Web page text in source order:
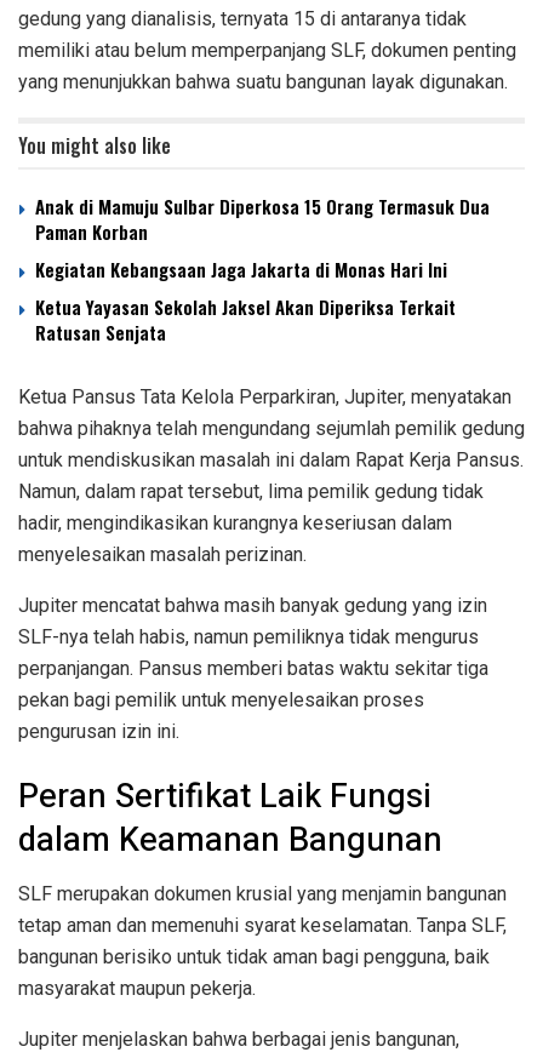
gedung yang dianalisis, ternyata 15 di antaranya tidak
memiliki atau belum memperpanjang SLF, dokumen penting
yang menunjukkan bahwa suatu bangunan layak digunakan.
You might also like
Anak di Mamuju Sulbar Diperkosa 15 Orang Termasuk Dua
Paman Korban
Kegiatan Kebangsaan Jaga Jakarta di Monas Hari Ini
Ketua Yayasan Sekolah Jaksel Akan Diperiksa Terkait
Ratusan Senjata
Ketua Pansus Tata Kelola Perparkiran, Jupiter, menyatakan
bahwa pihaknya telah mengundang sejumlah pemilik gedung
untuk mendiskusikan masalah ini dalam Rapat Kerja Pansus.
Namun, dalam rapat tersebut, lima pemilik gedung tidak
hadir, mengindikasikan kurangnya keseriusan dalam
menyelesaikan masalah perizinan.
Jupiter mencatat bahwa masih banyak gedung yang izin
SLF-nya telah habis, namun pemiliknya tidak mengurus
perpanjangan. Pansus memberi batas waktu sekitar tiga
pekan bagi pemilik untuk menyelesaikan proses
pengurusan izin ini.
Peran Sertifikat Laik Fungsi
dalam Keamanan Bangunan
SLF merupakan dokumen krusial yang menjamin bangunan
tetap aman dan memenuhi syarat keselamatan. Tanpa SLF,
bangunan berisiko untuk tidak aman bagi pengguna, baik
masyarakat maupun pekerja.
Jupiter menjelaskan bahwa berbagai jenis bangunan,